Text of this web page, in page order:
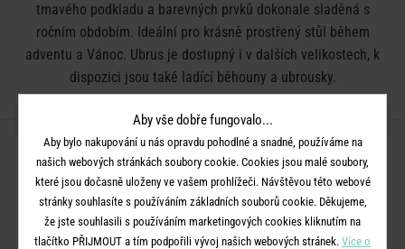
tmavého podkladu a barevných prvků dokonale sladěná s
ročním obdobím. Ideální pro krásně prostřený stůl během
adventu a Vánoc. Ubrus je dostupný i v dalších velikostech, k
dispozici jsou také ladící běhouny a ubrousky.
DETAILY PRODUKTU
Rozměry:průměr 180
Materiál:100% bavlna
Další informace:Nebělit. Sušení v bubnové sušičce na šetrný
program. Praní na 40°C.
Aby vše dobře fungovalo...
Aby bylo nakupování u nás opravdu pohodlné a snadné, používáme na
našich webových stránkách soubory cookie. Cookies jsou malé soubory,
které jsou dočasně uloženy ve vašem prohlížeči. Návštěvou této webové
stránky souhlasíte s používáním základních souborů cookie. Děkujeme,
že jste souhlasili s používáním marketingových cookies kliknutím na
tlačítko PŘIJMOUT a tím podpořili vývoj našich webových stránek. Více o